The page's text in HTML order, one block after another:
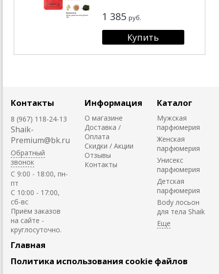
1 385 руб.
Контакты
8 (967) 118-24-13
Shaik-
Premium@bk.ru
Обратный
звонок
C 9:00 - 18:00, пн-
пт
С 10:00 - 17:00,
сб-вс
Приём заказов
на сайте -
круглосуточно.
Информация
О магазине
Доставка /
Оплата
Скидки / Акции
Отзывы
Контакты
Каталог
Мужская
парфюмерия
Женская
парфюмерия
Унисекс
парфюмерия
Детская
парфюмерия
Body лосьон
для тела Shaik
Главная
Политика использования cookie файлов